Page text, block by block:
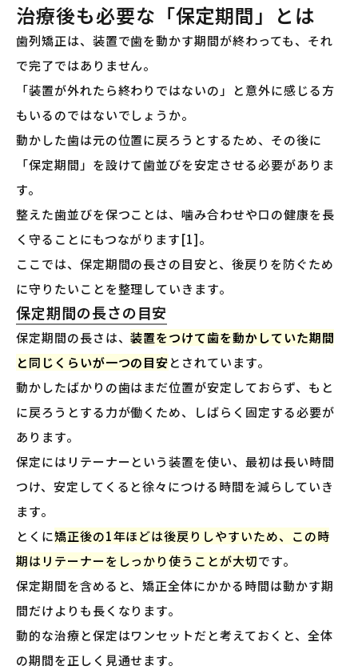
治療後も必要な「保定期間」とは
歯列矯正は、装置で歯を動かす期間が終わっても、それ
で完了ではありません。
「装置が外れたら終わりではないの」と意外に感じる方
もいるのではないでしょうか。
動かした歯は元の位置に戻ろうとするため、その後に
「保定期間」を設けて歯並びを安定させる必要がありま
す。
整えた歯並びを保つことは、噛み合わせや口の健康を長
く守ることにもつながります[1]。
ここでは、保定期間の長さの目安と、後戻りを防ぐため
に守りたいことを整理していきます。
保定期間の長さの目安
保定期間の長さは、装置をつけて歯を動かしていた期間
と同じくらいが一つの目安とされています。
動かしたばかりの歯はまだ位置が安定しておらず、もと
に戻ろうとする力が働くため、しばらく固定する必要が
あります。
保定にはリテーナーという装置を使い、最初は長い時間
つけ、安定してくると徐々につける時間を減らしていき
ます。
とくに矯正後の1年ほどは後戻りしやすいため、この時
期はリテーナーをしっかり使うことが大切です。
保定期間を含めると、矯正全体にかかる時間は動かす期
間だけよりも長くなります。
動的な治療と保定はワンセットだと考えておくと、全体
の期間を正しく見通せます。